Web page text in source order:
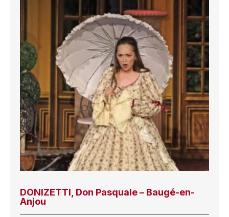
DONIZETTI, Don Pasquale – Baugé-en-
Anjou